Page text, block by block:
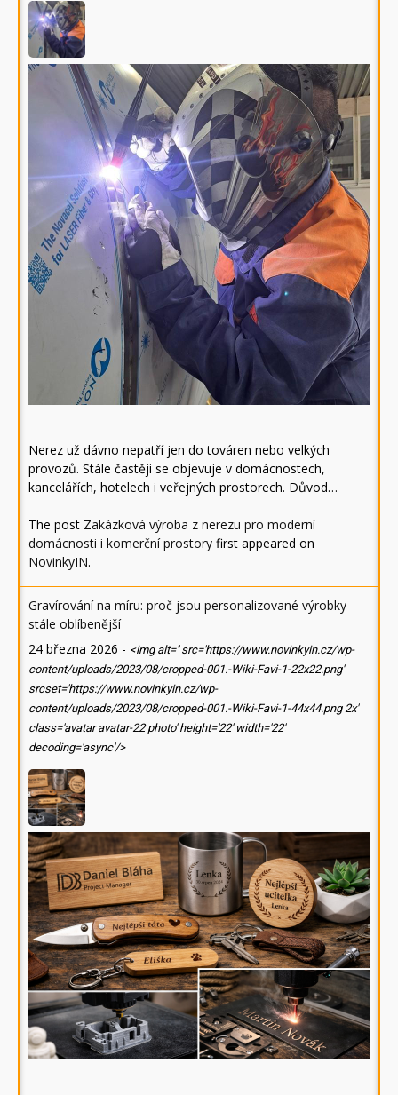
Nerez už dávno nepatří jen do továren nebo velkých
provozů. Stále častěji se objevuje v domácnostech,
kancelářích, hotelech i veřejných prostorech. Důvod…
The post Zakázková výroba z nerezu pro moderní
domácnosti i komerční prostory first appeared on
NovinkyIN.
Gravírování na míru: proč jsou personalizované výrobky
stále oblíbenější
24 března 2026 - <img alt='' src='https://www.novinkyin.cz/wp-
content/uploads/2023/08/cropped-001.-Wiki-Favi-1-22x22.png'
srcset='https://www.novinkyin.cz/wp-
content/uploads/2023/08/cropped-001.-Wiki-Favi-1-44x44.png 2x'
class='avatar avatar-22 photo' height='22' width='22'
decoding='async'/>